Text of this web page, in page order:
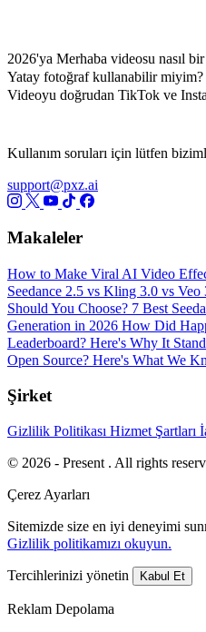
2026'ya Merhaba videosu nasıl
Yatay fotoğraf kullanabilir miyim?
Videoyu doğrudan TikTok ve
Kullanım soruları için lütfen
support@pxz.ai
Makaleler
How to Make Viral AI Video
Seedance 2.5 vs Kling 3.0 vs
Should You Choose? 7 Best
Generation in 2026 How Did
Leaderboard? Here's Why It
Open Source? Here's What We
Şirket
Gizlilik Politikası Hizmet Şartları
© 2026 - Present . All rights
Çerez Ayarları
Sitemizde size en iyi deneyimi
Gizlilik politikamızı okuyun.
Tercihlerinizi yönetin Kabul Et
Reklam Depolama